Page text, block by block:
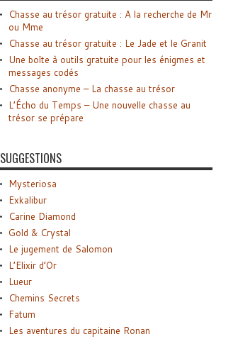
Chasse au trésor gratuite : A la recherche de Mr
ou Mme
Chasse au trésor gratuite : Le Jade et le Granit
Une boîte à outils gratuite pour les énigmes et
messages codés
Chasse anonyme – La chasse au trésor
L’Écho du Temps – Une nouvelle chasse au
trésor se prépare
SUGGESTIONS
Mysteriosa
Exkalibur
Carine Diamond
Gold & Crystal
Le jugement de Salomon
L’Elixir d’Or
Lueur
Chemins Secrets
Fatum
Les aventures du capitaine Ronan